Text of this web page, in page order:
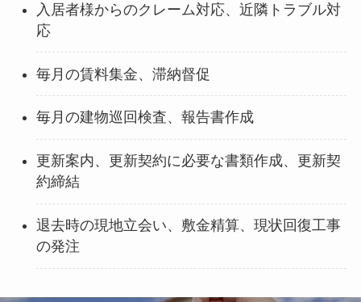
入居者様からのクレーム対応、近隣トラブル対
応
毎月の賃料集金、滞納督促
毎月の建物巡回検査、報告書作成
更新案内、更新契約に必要な書類作成、更新契
約締結
退去時の現地立会い、敷金精算、現状回復工事
の発注